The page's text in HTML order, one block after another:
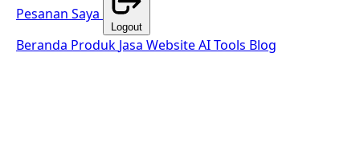
Pesanan Saya
Logout
Beranda Produk Jasa WebsiteAI Tools Blog